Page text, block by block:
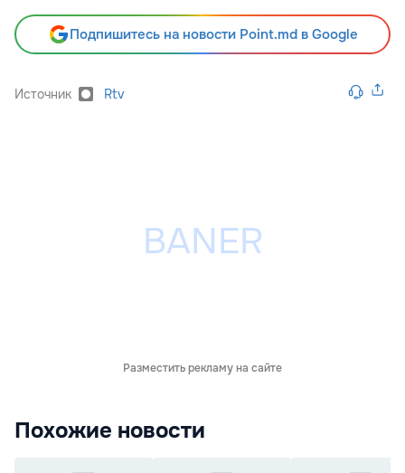
Подпишитесь на новости Point.md в Google
Источник Rtv
Разместить рекламу на сайте
Похожие новости